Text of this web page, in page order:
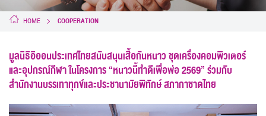
HOME COOPERATION
มูลนิธิอิออนประเทศไทยสนับสนุนเสื้อกันหนาว ชุดเครื่องคอมพิวเตอร์
และอุปกรณ์กีฬา ในโครงการ “หนาวนี้ทำดีเพื่อพ่อ 2569” ร่วมกับ
สำนักงานบรรเทาทุกข์และประชานามัยพิทักษ์ สภากาชาดไทย